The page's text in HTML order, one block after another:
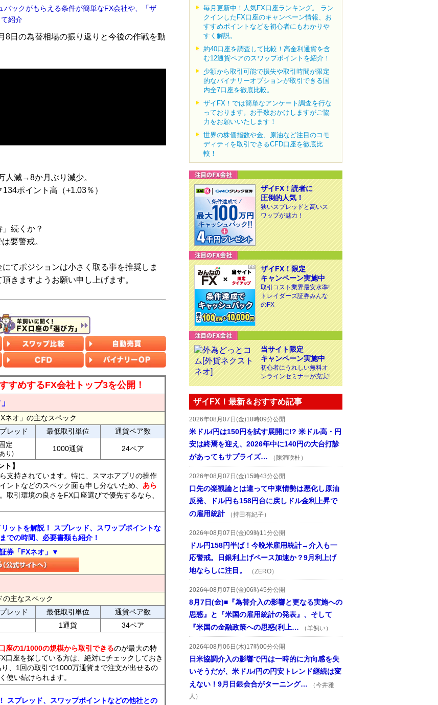
バックがもらえる条件が簡単なFX会社や、「ザ
紹介
8日の為替相場の振り返りと今後の作戦を動
人減→8か月ぶり減少。
ポイント高（+1.03％）
続くか？
要警戒。
てポジションは小さく取る事を推奨しま
きますようお願い申し上げます。
すめするFX会社トップ3を公開！
ネオ」の主なスペック
レッド 最低取引単位
通貨ペア数
定
り)
1000通貨 24ペア
】
支持されています。特に、スマホアプリの操作
トなどのスペック面も申し分ないため、 あら
取引環境の良さをFX口座選びで優先するなら、
ットを解説！ スプレッド、スワップポイントな
での時間、必要書類も紹介！
券「FXネオ」▼
の主なスペック
レッド 最低取引単位
通貨ペア数
1通貨
34ペア
座の1/1000の規模から取引できるのが最大の特
座を探している方は、絶対にチェックしておき
、1回の取引で1000万通貨まで注文が出せるの
使い続けられます。
スプレッド、スワップポイントなどの他社との
毎月更新中！人気FX口座ランキング。 ラン
クインしたFX口座のキャンペーン情報、お
すすめポイントなどを初心者にもわかりや
すく解説。
約40口座を調査して比較！高金利通貨を含
む12通貨ペアのスワップポイントを紹介！
少額から取引可能で損失や取引時間が限定
的なバイナリーオプションが取引できる国
内全7口座を徹底比較。
ザイFX！では簡単なアンケート調査を行な
っております。お手数おかけしますがご協
力をお願いいたします！
世界の株価指数や金、原油など注目のコモ
ディティを取引できるCFD口座を徹底比
較！
ザイFX！読者に
圧倒的人気！
狭いスプレッドと高いス
ワップが魅力！
ザイFX！限定
キャンペーン実施中
取引コスト業界最安水準!
トレイダーズ証券みんな
のFX
当サイト限定
キャンペーン実施中
初心者にうれしい無料オ
ンラインセミナーが充実!
ザイFX！最新＆おすすめ記事
2026年08月07日(金)18時09分公開
米ドル/円は150円を試す展開に!? 米ドル高・円
安は終焉を迎え、2026年中に140円の大台打診
があってもサプライズ…
（陳満咲杜）
2026年08月07日(金)15時43分公開
口先の楽観論とは違って中東情勢は悪化し原油
反発、ドル円も158円台に戻しドル金利上昇で
の雇用統計
（持田有紀子）
2026年08月07日(金)09時11分公開
ドル円158円半ば！今晩米雇用統計→介入も一
応警戒。日銀利上げペース加速か？9月利上げ
地ならしに注目。
（ZERO）
2026年08月07日(金)06時45分公開
8月7日(金)■『為替介入の影響と更なる実施への
思惑』と『米国の雇用統計の発表』、そして
『米国の金融政策への思惑(利上…
（羊飼い）
2026年08月06日(木)17時00分公開
日米協調介入の影響で円は一時的に方向感を失
いそうだが、米ドル/円の円安トレンド継続は変
えない！9月日銀会合がターニング…
（今井雅
人）